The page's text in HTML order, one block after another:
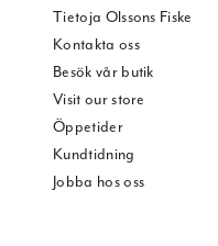
Tietoja Olssons Fiske
Kontakta oss
Besök vår butik
Visit our store
Öppetider
Kundtidning
Jobba hos oss